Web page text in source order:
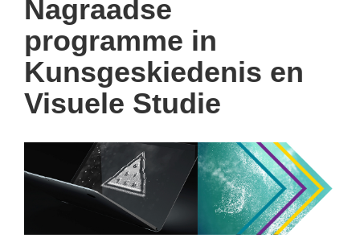
Nagraadse
programme in
Kunsgeskiedenis en
Visuele Studie